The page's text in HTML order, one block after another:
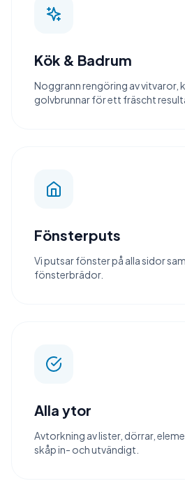
Kök & Badrum
Noggrann rengöring av vitvaror,
golvbrunnar för ett fräscht
Fönsterputs
Vi putsar fönster på alla sidor
fönsterbrädor.
Alla ytor
Avtorkning av lister, dörrar,
skåp in- och utvändigt.